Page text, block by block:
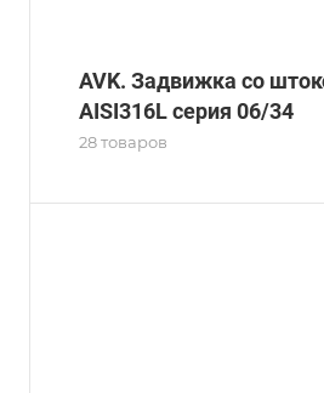
AVK. Задвижка со
AISI316L серия 06/34
28 товаров